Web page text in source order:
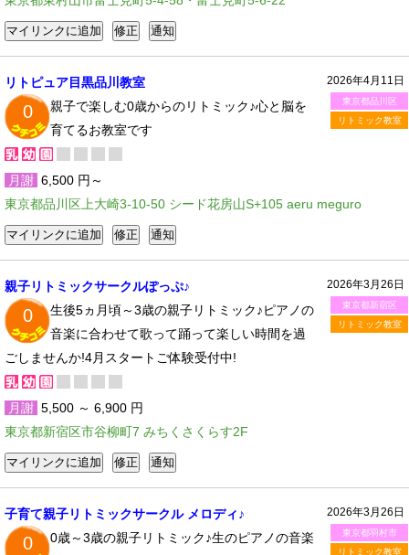
2026年4月11日
東京都品川区
リトミック教室
リトピュア目黒品川教室
0
親子で楽しむ0歳からのリトミック♪心と脳を
育てるお教室です
月謝 6,500 円～
東京都品川区上大崎3-10-50 シード花房山S+105 aeru meguro
2026年3月26日
東京都新宿区
リトミック教室
親子リトミックサークルぽっぷ♪
0
生後5ヵ月頃～3歳の親子リトミック♪ピアノの
音楽に合わせて歌って踊って楽しい時間を過
ごしませんか!4月スタートご体験受付中!
月謝 5,500 ～ 6,900 円
東京都新宿区市谷柳町7 みちくさくらす2F
2026年3月26日
東京都羽村市
リトミック教室
子育て親子リトミックサークル メロディ♪
0
0歳～3歳の親子リトミック♪生のピアノの音楽